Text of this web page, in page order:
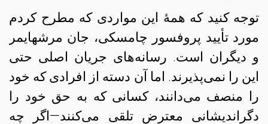
توجه کنید که همهٔ این مواردی که مطرح کردم
مورد تأیید پروفسور چامسکی، جان مرشهایمر
و دیگران است. رسانه‌های جریان اصلی حتی
این را نمی‌پذیرند. اما آن دسته از افرادی که خود
را منصف می‌دانند، کسانی که به حق خود را
دگراندیشانی معترض تلقی می‌کنند—اگر چه